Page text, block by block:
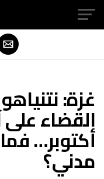
غزة:
مدني؟